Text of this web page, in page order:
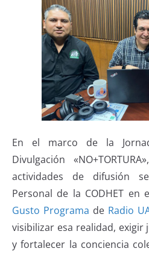
En el marco de la
Divulgación
actividades de difusión
Personal de la CODHET en
Gusto Programa de Radio
visibilizar esa realidad, exigir
y fortalecer la conciencia